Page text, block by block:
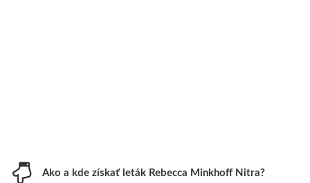
Ako a kde získať leták Rebecca Minkhoff Nitra?